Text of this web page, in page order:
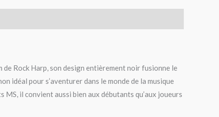
de Rock Harp, son design entièrement noir fusionne le
idéal pour s’aventurer dans le monde de la musique
il convient aussi bien aux débutants qu’aux joueurs